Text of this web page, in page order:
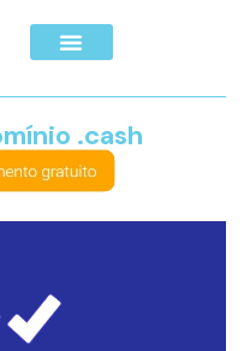
.cash